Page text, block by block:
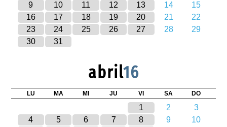
9
10 11 12 13 14
15
16
17 18 19 20 21
22
23
24 25 26 27 28
29
30
31
abril16
LU MA MI JU VI SA DO
1 2
3
4
5 6 7 8 9
10